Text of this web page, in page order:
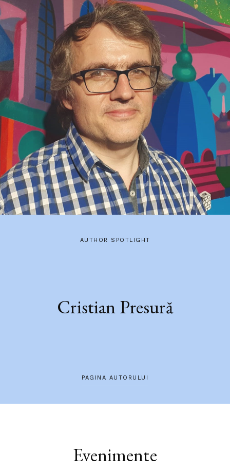
AUTHOR SPOTLIGHT
Cristian Presură
PAGINA AUTORULUI
Evenimente